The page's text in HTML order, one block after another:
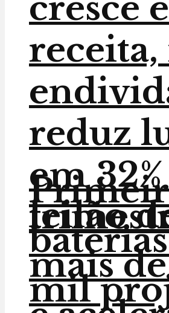
leilão
mais
mil
receita,
reduz
em